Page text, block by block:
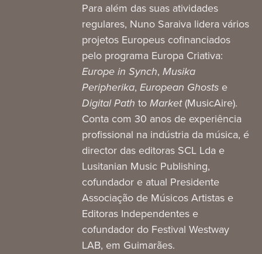
Para além das suas atividades
regulares, Nuno Saraiva lidera vários
projetos Europeus cofinanciados
pelo programa Europa Criativa:
Europe in Synch, Musika
Peripherika, European Ghosts e
Digital Path toMarket(MusicAire).
Conta com 30 anos de experiência
profissional na indústria da música, é
director das editoras SCL Lda e
Lusitanian Music Publishing,
cofundador e atual Presidente
Associação de Músicos Artistas e
Editoras Independentes e
cofundador do Festival Westway
LAB, em Guimarães.